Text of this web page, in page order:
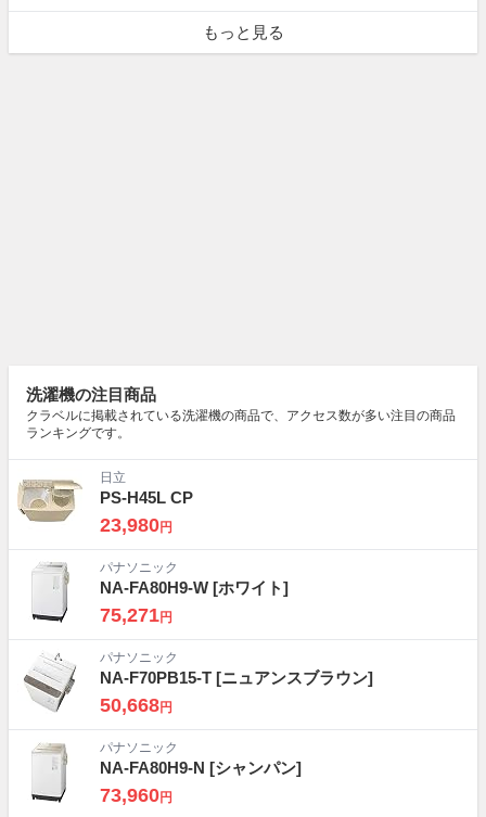
もっと見る
洗濯機の注目商品
クラベルに掲載されている洗濯機の商品で、アクセス数が多い注目の商品
ランキングです。
日立
PS-H45L CP
23,980円
パナソニック
NA-FA80H9-W [ホワイト]
75,271円
パナソニック
NA-F70PB15-T [ニュアンスブラウン]
50,668円
パナソニック
NA-FA80H9-N [シャンパン]
73,960円